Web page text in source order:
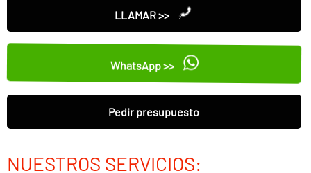
LLAMAR >>
WhatsApp >>
Pedir presupuesto
NUESTROS SERVICIOS: